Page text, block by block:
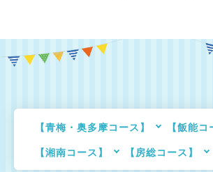
【青梅・奥多摩コース】
【飯能コ
【湘南コース】
【房総コース】